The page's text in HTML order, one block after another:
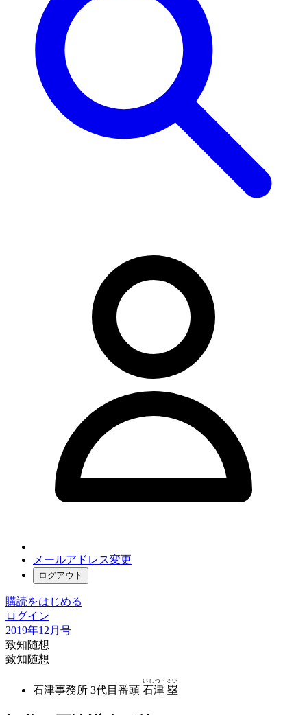
メールアドレス変更
ログアウト
購読をはじめる
ログイン
2019年12月号
致知随想
致知随想
石津事務所 3代目番頭 石津 塁
いしづ・るい